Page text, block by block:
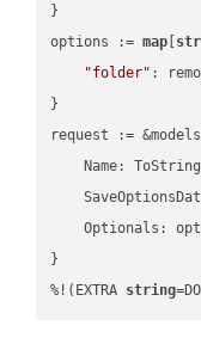
}
options := map
"folder" :
}
request :=
Name:
Optionals:
}
%!(EXTRA string